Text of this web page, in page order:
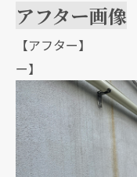
アフター画像
【アフ
ー】